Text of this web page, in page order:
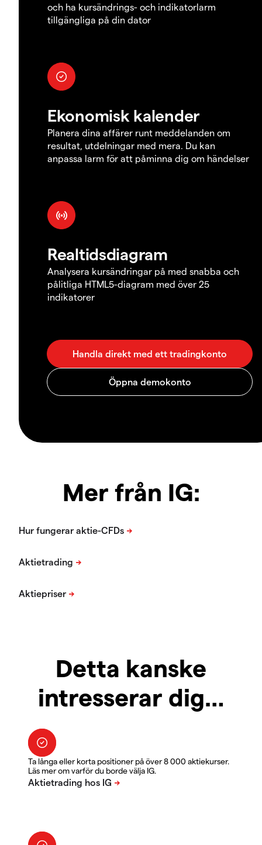
och ha kursändrings- och indikatorlarm
tillgängliga på din dator
Ekonomisk kalender
Planera dina affärer runt meddelanden om
resultat, utdelningar med mera. Du kan
anpassa larm för att påminna dig om händelser
Realtidsdiagram
Analysera kursändringar på med snabba och
pålitliga HTML5-diagram med över 25
indikatorer
Mer från IG:
Detta kanske
intresserar dig…
Ta långa eller korta positioner på över 8 000 aktiekurser.
Läs mer om varför du borde välja IG.